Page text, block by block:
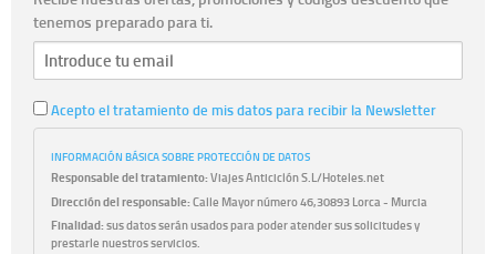
tenemos preparado para ti.
Acepto el tratamiento de mis datos para recibir la Newsletter
INFORMACIÓN BÁSICA SOBRE PROTECCIÓN DE DATOS
Responsable del tratamiento:Viajes Anticiclón S.L/Hoteles.net
Dirección del responsable:Calle Mayor número 46,30893 Lorca - Murcia
Finalidad:sus datos serán usados para poder atender sus solicitudes y
prestarle nuestros servicios.